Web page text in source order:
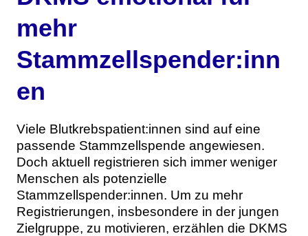
mehr
Stammzellspender:inn
en
Viele Blutkrebspatient:innen sind auf eine
passende Stammzellspende angewiesen.
Doch aktuell registrieren sich immer weniger
Menschen als potenzielle
Stammzellspender:innen. Um zu mehr
Registrierungen, insbesondere in der jungen
Zielgruppe, zu motivieren, erzählen die DKMS